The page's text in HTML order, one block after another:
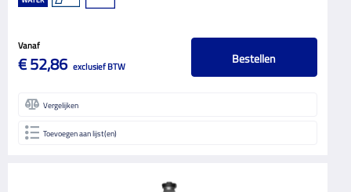
Vanaf
€ 52,86 exclusief BTW Bestellen
Vergelijken
Toevoegen aan lijst(en)